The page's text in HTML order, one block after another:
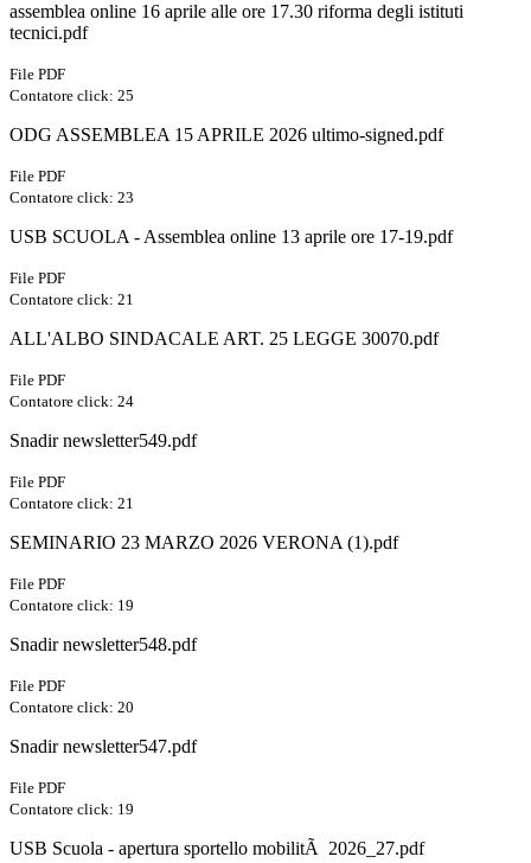
assemblea online 16 aprile alle ore 17.30 riforma degli istituti
tecnici.pdf
File PDF
Contatore click: 25
ODG ASSEMBLEA 15 APRILE 2026 ultimo-signed.pdf
File PDF
Contatore click: 23
USB SCUOLA - Assemblea online 13 aprile ore 17-19.pdf
File PDF
Contatore click: 21
ALL'ALBO SINDACALE ART. 25 LEGGE 30070.pdf
File PDF
Contatore click: 24
Snadir newsletter549.pdf
File PDF
Contatore click: 21
SEMINARIO 23 MARZO 2026 VERONA (1).pdf
File PDF
Contatore click: 19
Snadir newsletter548.pdf
File PDF
Contatore click: 20
Snadir newsletter547.pdf
File PDF
Contatore click: 19
USB Scuola - apertura sportello mobilitÃ 2026_27.pdf